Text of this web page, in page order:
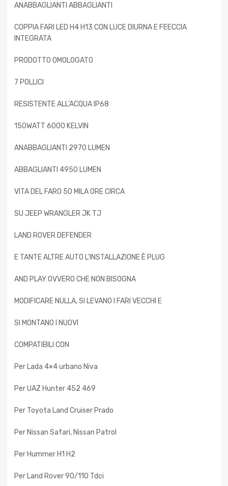
ANABBAGLIANTI ABBAGLIANTI
COPPIA FARI LED H4 H13 CON LUCE DIURNA E FEECCIA
INTEGRATA
PRODOTTO OMOLOGATO
7 POLLICI
RESISTENTE ALL’ACQUA IP68
150WATT 6000 KELVIN
ANABBAGLIANTI 2970 LUMEN
ABBAGLIANTI 4950 LUMEN
VITA DEL FARO 50 MILA ORE CIRCA
SU JEEP WRANGLER JK TJ
LAND ROVER DEFENDER
E TANTE ALTRE AUTO L’INSTALLAZIONE È PLUG
AND PLAY OVVERO CHE NON BISOGNA
MODIFICARE NULLA, SI LEVANO I FARI VECCHI E
SI MONTANO I NUOVI
COMPATIBILI CON
Per Lada 4×4 urbano Niva
Per UAZ Hunter 452 469
Per Toyota Land Cruiser Prado
Per Nissan Safari, Nissan Patrol
Per Hummer H1 H2
Per Land Rover 90/110 Tdci